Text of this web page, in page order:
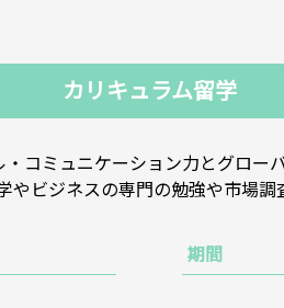
カリキュラム留学
コミュニケーション力とグロ
ビジネスの専門の勉強や市場調
期間